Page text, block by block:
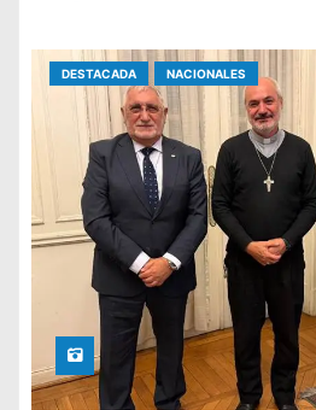
DESTACADA NACIONALES